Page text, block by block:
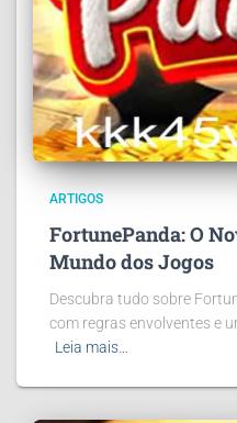
ARTIGOS
FortunePanda: O
Mundo dos Jogos
Descubra tudo sobre
com regras envolventes e
Leia mais…